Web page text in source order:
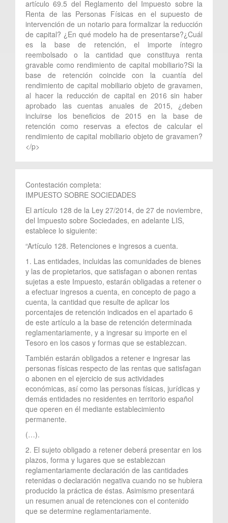
artículo 69.5 del Reglamento del Impuesto sobre la
Renta de las Personas Físicas en el supuesto de
intervención de un notario para formalizar la reducción
de capital? ¿En qué modelo ha de presentarse?¿Cuál
es la base de retención, el importe íntegro
reembolsado o la cantidad que constituya renta
gravable como rendimiento de capital mobiliario?Si la
base de retención coincide con la cuantía del
rendimiento de capital mobiliario objeto de gravamen,
al hacer la reducción de capital en 2016 sin haber
aprobado las cuentas anuales de 2015, ¿deben
incluirse los beneficios de 2015 en la base de
retención como reservas a efectos de calcular el
rendimiento de capital mobiliario objeto de gravamen?
</p>
Contestación completa:
IMPUESTO SOBRE SOCIEDADES
El artículo 128 de la Ley 27/2014, de 27 de noviembre,
del Impuesto sobre Sociedades, en adelante LIS,
establece lo siguiente:
“Artículo 128. Retenciones e ingresos a cuenta.
1. Las entidades, incluidas las comunidades de bienes
y las de propietarios, que satisfagan o abonen rentas
sujetas a este Impuesto, estarán obligadas a retener o
a efectuar ingresos a cuenta, en concepto de pago a
cuenta, la cantidad que resulte de aplicar los
porcentajes de retención indicados en el apartado 6
de este artículo a la base de retención determinada
reglamentariamente, y a ingresar su importe en el
Tesoro en los casos y formas que se establezcan.
También estarán obligados a retener e ingresar las
personas físicas respecto de las rentas que satisfagan
o abonen en el ejercicio de sus actividades
económicas, así como las personas físicas, jurídicas y
demás entidades no residentes en territorio español
que operen en él mediante establecimiento
permanente.
(…).
2. El sujeto obligado a retener deberá presentar en los
plazos, forma y lugares que se establezcan
reglamentariamente declaración de las cantidades
retenidas o declaración negativa cuando no se hubiera
producido la práctica de éstas. Asimismo presentará
un resumen anual de retenciones con el contenido
que se determine reglamentariamente.